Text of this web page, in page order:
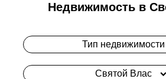
Недвижимость в
Тип недвижимости
Святой Влас